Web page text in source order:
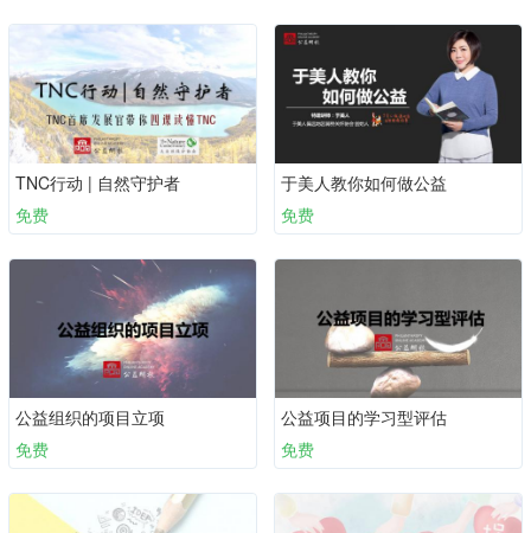
TNC行动 | 自然守护者
免费
于美人教你如何做公益
免费
公益组织的项目立项
免费
公益项目的学习型评估
免费